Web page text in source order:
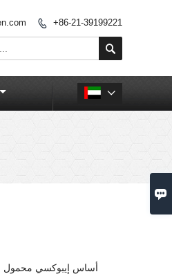

 +86-21-39199221


أساس إيبوكسي محمول